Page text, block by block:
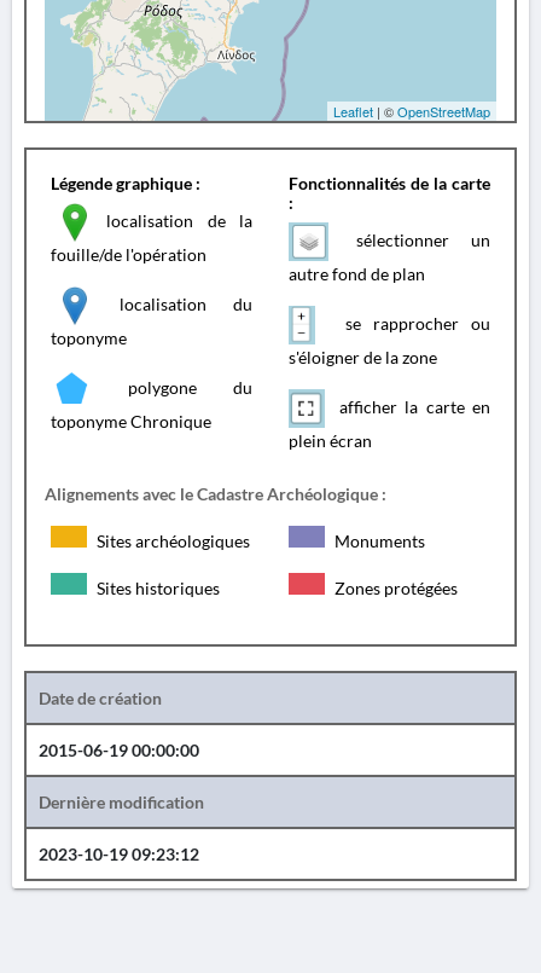
Leaflet | ©OpenStreetMap
Légende graphique :
localisation de la
fouille/de l'opération
localisation du
toponyme
polygone du
toponyme Chronique
Fonctionnalités de la carte
:
sélectionner un
autre fond de plan
se rapprocher ou
s'éloigner de la zone
afficher la carte en
plein écran
Alignements avec le Cadastre Archéologique :
Sites archéologiques Monuments
Sites historiques Zones protégées
Date de création
2015-06-19 00:00:00
Dernière modification
2023-10-19 09:23:12